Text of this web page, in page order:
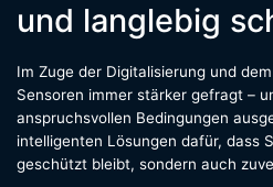
und langlebig
Im Zuge der Digitalisierung und
Sensoren immer stärker gefragt –
anspruchsvollen Bedingungen
intelligenten Lösungen dafür, dass
geschützt bleibt, sondern auch